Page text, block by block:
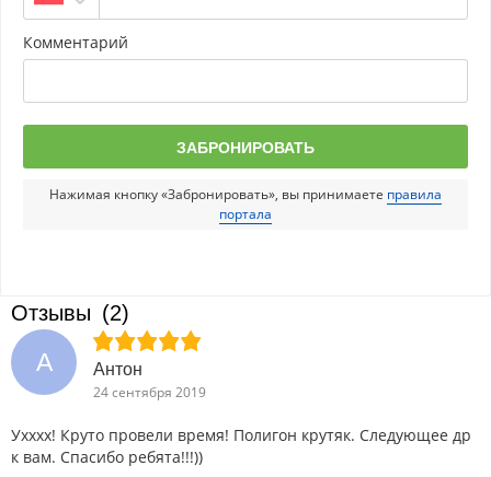
Комментарий
Нажимая кнопку «Забронировать», вы принимаете правила
портала
Отзывы (2)
А
Антон
24 сентября 2019
Ухххх! Круто провели время! Полигон крутяк. Следующее др
к вам. Спасибо ребята!!!))